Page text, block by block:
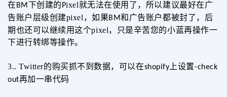
在 BM下创建的 Pixel就无法在使用了，所以建议最好在广
告账户层级创建pixel ，如果BM和广告账户都被封了，后
期也还可以继续用这个pixel，只是辛苦您的小蓝再操作一
下进行转绑等操作。
3..Twitter的购买抓不到数据，可以在shopify 上设置-check
out再加一串代码